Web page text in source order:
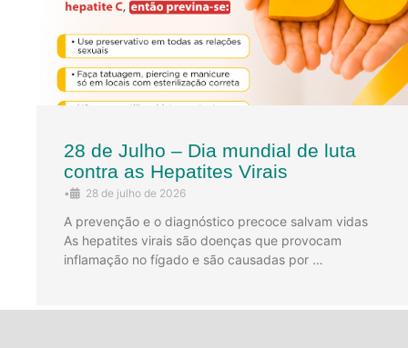
28 de Julho – Dia mundial de luta
contra as Hepatites Virais
• 28 de julho de 2026
A prevenção e o diagnóstico precoce salvam vidas
As hepatites virais são doenças que provocam
inflamação no fígado e são causadas por …